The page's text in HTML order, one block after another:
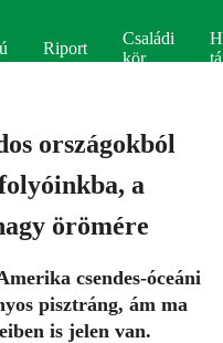
Riport
Családi
kör
országokból
a
örömére
csendes-óceáni
pisztráng, ám ma
is jelen van.